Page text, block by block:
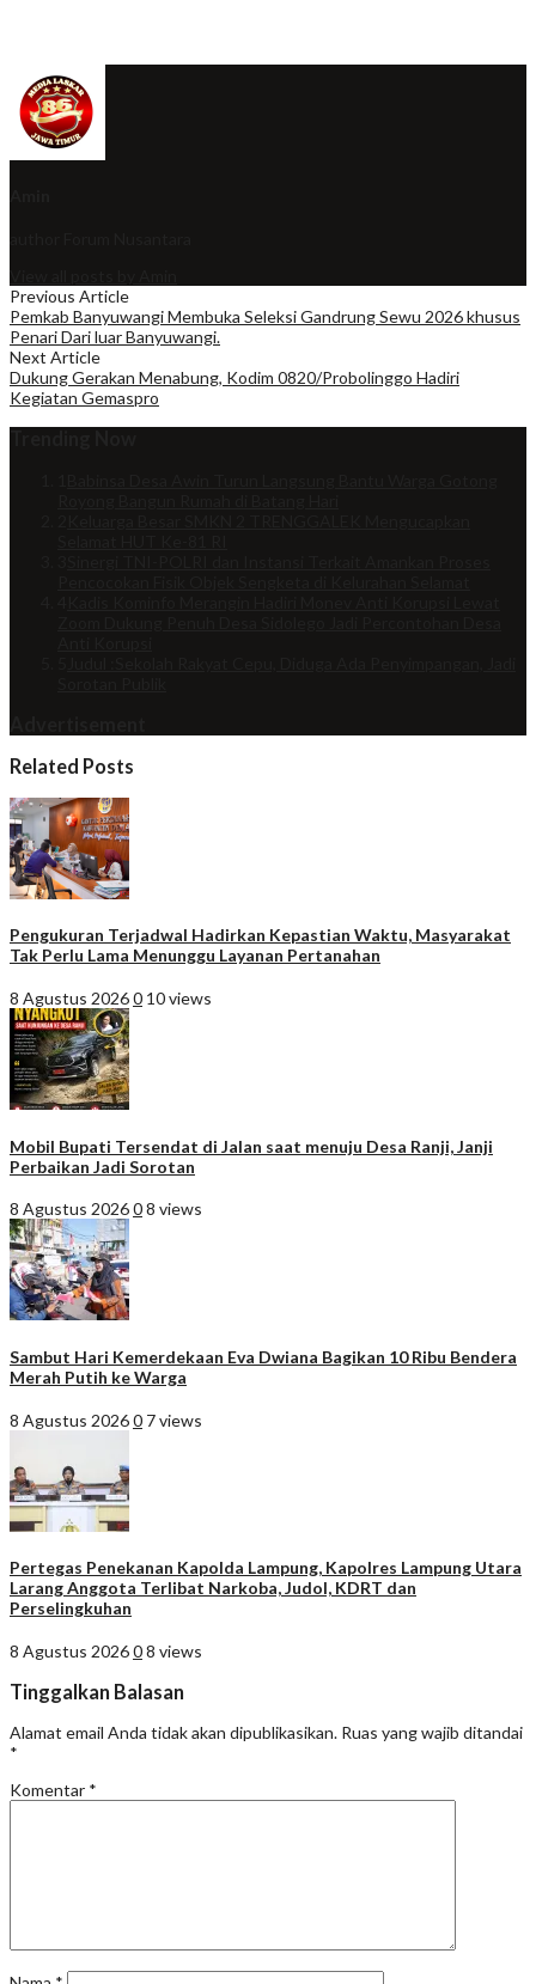
Previous Article
Pemkab Banyuwangi Membuka Seleksi Gandrung Sewu 2026 khusus
Penari Dari luar Banyuwangi.
Next Article
Dukung Gerakan Menabung, Kodim 0820/Probolinggo Hadiri
Kegiatan Gemaspro
Related Posts
Pengukuran Terjadwal Hadirkan Kepastian Waktu, Masyarakat
Tak Perlu Lama Menunggu Layanan Pertanahan
8 Agustus 20260 10 views
Mobil Bupati Tersendat di Jalan saat menuju Desa Ranji, Janji
Perbaikan Jadi Sorotan
8 Agustus 202608 views
Sambut Hari Kemerdekaan Eva Dwiana Bagikan 10 Ribu Bendera
Merah Putih ke Warga
8 Agustus 20260 7 views
Pertegas Penekanan Kapolda Lampung, Kapolres Lampung Utara
Larang Anggota Terlibat Narkoba, Judol, KDRT dan
Perselingkuhan
8 Agustus 202608 views
Tinggalkan Balasan
Alamat email Anda tidak akan dipublikasikan. Ruas yang wajib ditandai
*
Komentar *